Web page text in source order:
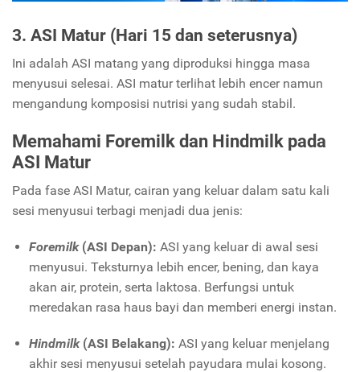
3. ASI Matur (Hari 15 dan seterusnya)
Ini adalah ASI matang yang diproduksi hingga masa
menyusui selesai. ASI matur terlihat lebih encer namun
mengandung komposisi nutrisi yang sudah stabil.
Memahami Foremilk dan Hindmilk pada
ASI Matur
Pada fase ASI Matur, cairan yang keluar dalam satu kali
sesi menyusui terbagi menjadi dua jenis:
Foremilk(ASI Depan): ASI yang keluar di awal sesi
menyusui. Teksturnya lebih encer, bening, dan kaya
akan air, protein, serta laktosa. Berfungsi untuk
meredakan rasa haus bayi dan memberi energi instan.
Hindmilk(ASI Belakang): ASI yang keluar menjelang
akhir sesi menyusui setelah payudara mulai kosong.